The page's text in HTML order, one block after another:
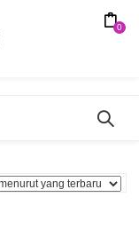
0